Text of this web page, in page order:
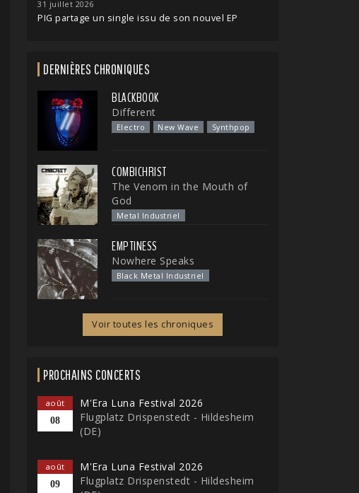
31 juillet 2026
PIG partage un single issu de son nouvel EP
DERNIÈRES CHRONIQUES
BLACKBOOK
Different
Electro New Wave Synthpop
COMBICHRIST
The Venom in the Mouth of
God
Metal Industriel
EMPTINESS
Nowhere Speaks
Black Metal Industriel
Voir toutes les chroniques
PROCHAINS CONCERTS
août
08
M'Era Luna Festival 2026
Flugplatz Drispenstedt - Hildesheim
(DE)
août
09
M'Era Luna Festival 2026
Flugplatz Drispenstedt - Hildesheim